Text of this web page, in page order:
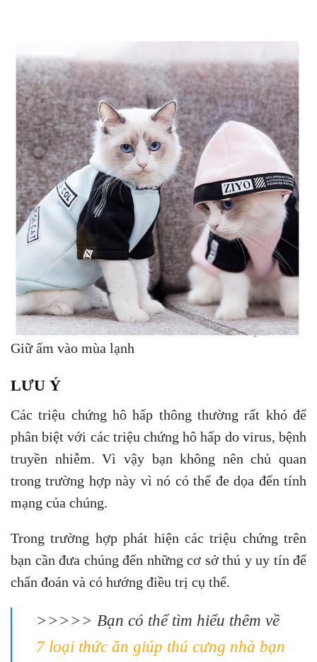
​​​Giữ ấm vào mùa lạnh
LƯU Ý
Các triệu chứng hô hấp thông thường rất khó để
phân biệt với các triệu chứng hô hấp do virus, bệnh
truyền nhiễm. Vì vậy bạn không nên chủ quan
trong trường hợp này vì nó có thể đe dọa đến tính
mạng của chúng.
Trong trường hợp phát hiện các triệu chứng trên
bạn cần đưa chúng đến những cơ sở thú y uy tín để
chẩn đoán và có hướng điều trị cụ thể.
>>>>> Bạn có thể tìm hiểu thêm về
7 loại thức ăn giúp thú cưng nhà bạn